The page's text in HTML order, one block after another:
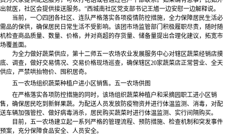
出就医，社区会提供接送服务。”西城南社区党支部书记王馗一边安慰一边解释说。
当前，一〇四团各社区、连队严格落实各项疫情防控措施，全力保障居民生活必
需品的保供，确保居民日常生活不受影响。该团市场监管部门积极履职尽责，随时随
机检查商品质量、数量、价格，并对商超的存货量、储备量提出合理化建议，拓宽市
场覆盖面。
为全力做好蔬菜供应，第十二师五一农场农业发展服务中心对辖区蔬菜经销店摸
底、调查，做好交易情况、交易价格现场巡查，确保辖区20家蔬菜店正常营业、全天
供应，严禁哄抬物价、囤积居奇。
五一农场组织蔬菜种植户进小区销售。五一农场供图
在严格落实各项防控措施的同时，该场组织蔬菜种植户和采摘园职工进小区销
售，确保居民吃到新鲜果蔬。为配送人员发放防疫物资并进行体温监测、消毒，对配
送车辆加强管控、做好病毒消杀，居民购买蔬菜时进行体温监测、实行间隔购买。
目前，五一农场建立起一系列严格的管理流程、预防措施、检查机制和突发事件
预案，充分保障食品安全、人员安全。